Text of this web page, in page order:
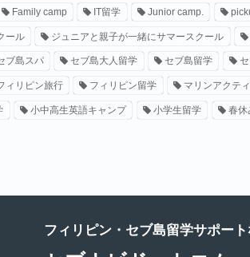
Family camp IT留学 Junior camp.
ール ジュニアと親子が一緒にサマースクール
ブ島スパ セブ島大人留学 セブ島留学
ィリピン旅行 フィリピン留学 マリンアクテ
小中高生英語キャンプ 小学生留学 春休
フィリピン・セブ島留学サポート